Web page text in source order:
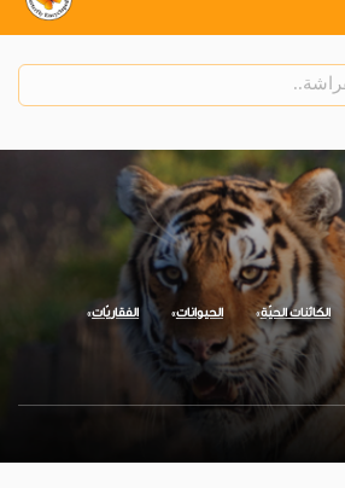
الكائنات الحيّة الحيوانات الفقاريّات